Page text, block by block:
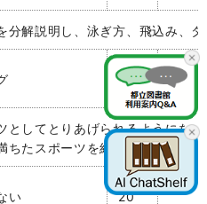
分解説明し、泳ぎ方、飛込み、
25
カラ
ー
としてとりあげられるようにな
ちたスポーツを紹介する。
い 20
カラ